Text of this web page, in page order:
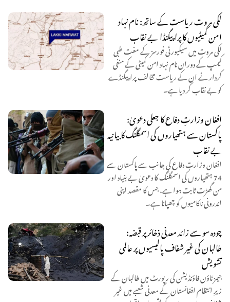
لکی مروت ریاست کے ساتھ: نام نہاد
امن کمیٹیوں کا پراپیگنڈا بے نقاب
لکی مروت میں سیکیورٹی فورسز کے مفت طبی
کیمپ کے دوران نام نہاد امن کمیٹی کے منفی
کردار نے ان کے ریاست مخالف پراپیگنڈے
کو بے نقاب کر دیا ہے۔
افغان وزارتِ دفاع کا جعلی دعویٰ:
پاکستان سے ہتھیاروں کی اسمگلنگ کا بیانیہ
بے نقاب
افغان وزارتِ دفاع کی جانب سے پاکستان سے
74 ہتھیاروں کی اسمگلنگ کا دعویٰ بے بنیاد اور
من گھڑت ثابت ہوا ہے، جس کا مقصد اپنی
اندرونی ناکامیوں کو چھپانا ہے۔
چودہ سو سے زائد معدنی ذخائر پر قبضہ:
طالبان کی غیر شفاف پالیسیوں پر عالمی
تشویش
جیمز ٹاؤن فاؤنڈیشن کی رپورٹ میں طالبان کے
زیرِ انتظام افغانستان کے معدنی شعبے میں غیر